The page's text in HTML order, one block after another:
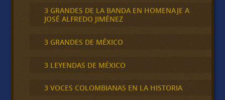
3 GRANDES DE LA BANDA EN HOMENAJE A
JOSÉ ALFREDO JIMÉNEZ
3 GRANDES DE MÉXICO
3 LEYENDAS DE MÉXICO
3 VOCES COLOMBIANAS EN LA HISTORIA